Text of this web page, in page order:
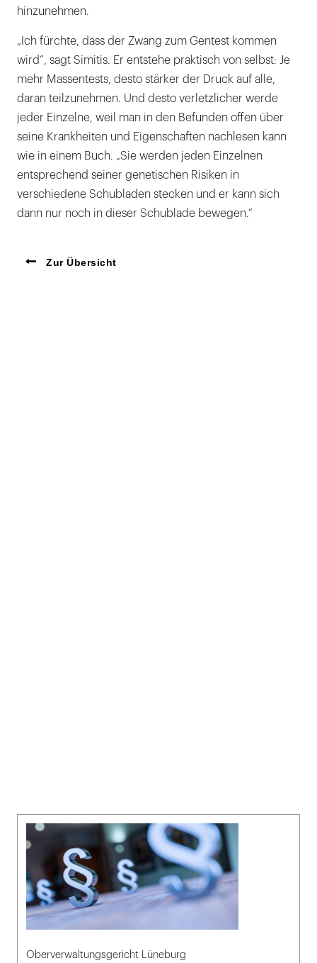
hinzunehmen.
„Ich fürchte, dass der Zwang zum Gentest kommen
wird“, sagt Simitis. Er entstehe praktisch von selbst: Je
mehr Massentests, desto stärker der Druck auf alle,
daran teilzunehmen. Und desto verletzlicher werde
jeder Einzelne, weil man in den Befunden offen über
seine Krankheiten und Eigenschaften nachlesen kann
wie in einem Buch. „Sie werden jeden Einzelnen
entsprechend seiner genetischen Risiken in
verschiedene Schubladen stecken und er kann sich
dann nur noch in dieser Schublade bewegen.“
Zur Übersicht
Oberverwaltungsgericht Lüneburg